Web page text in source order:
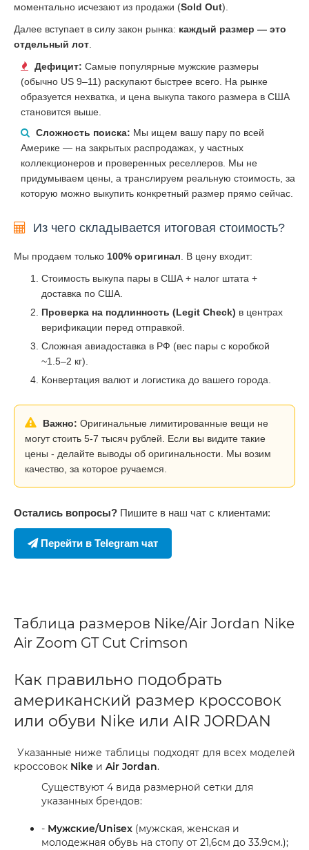
моментально исчезают из продажи (Sold Out).
Далее вступает в силу закон рынка: каждый размер — это
отдельный лот
Дефицит: Самые популярные мужские размеры
(обычно US 9–11) раскупают быстрее всего. На рынке
образуется нехватка, и цена выкупа такого размера в США
становится выше.
Сложность поиска: Мы ищем вашу пару по всей
Америке — на закрытых распродажах, у частных
коллекционеров и проверенных реселлеров. Мы не
придумываем цены, а транслируем реальную стоимость, за
которую можно выкупить конкретный размер прямо сейчас.
Из чего складывается итоговая стоимость?
Мы продаем только 100% оригинал . В цену входит:
Стоимость выкупа пары в США + налог штата +
доставка по США.
Проверка на подлинность (Legit Check) в центрах
верификации перед отправкой.
Сложная авиадоставка в РФ (вес пары с коробкой
~1.5–2 кг).
Конвертация валют и логистика до вашего города.
Важно: Оригинальные лимитированные вещи не
могут стоить 5-7 тысяч рублей. Если вы видите такие
цены - делайте выводы об оригинальности. Мы возим
качество, за которое ручаемся.
Остались вопросы? Пишите в наш чат с клиентами:
Перейти в Telegram чат
Таблица размеров Nike/Air Jordan Nike
Air Zoom GT Cut Crimson
Как правильно подобрать
американский размер кроссовок
или обуви Nike или AIR JORDAN
Указанные ниже таблицы подходят для всех моделей
кроссовок Nike и Air Jordan.
Существуют 4 вида размерной сетки для
указанных брендов:
- Мужские/Unisex (мужская, женская и
молодежная обувь на стопу от 21,6см до 33.9см.);